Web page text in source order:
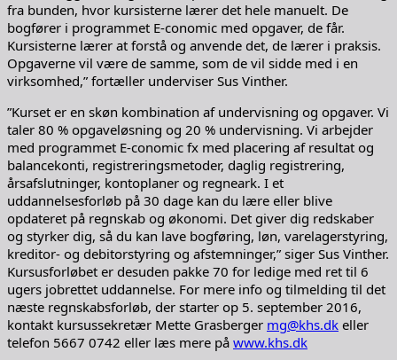
fra bunden, hvor kursisterne lærer det hele manuelt. De
bogfører i programmet E-conomic med opgaver, de får.
Kursisterne lærer at forstå og anvende det, de lærer i praksis.
Opgaverne vil være de samme, som de vil sidde med i en
virksomhed,” fortæller underviser Sus Vinther.
”Kurset er en skøn kombination af undervisning og opgaver. Vi
taler 80 % opgaveløsning og 20 % undervisning. Vi arbejder
med programmet E-conomic fx med placering af resultat og
balancekonti, registreringsmetoder, daglig registrering,
årsafslutninger, kontoplaner og regneark. I et
uddannelsesforløb på 30 dage kan du lære eller blive
opdateret på regnskab og økonomi. Det giver dig redskaber
og styrker dig, så du kan lave bogføring, løn, varelagerstyring,
kreditor- og debitorstyring og afstemninger,” siger Sus Vinther.
Kursusforløbet er desuden pakke 70 for ledige med ret til 6
ugers jobrettet uddannelse. For mere info og tilmelding til det
næste regnskabsforløb, der starter op 5. september 2016,
kontakt kursussekretær Mette Grasberger mg@khs.dk eller
telefon 5667 0742 eller læs mere på www.khs.dk